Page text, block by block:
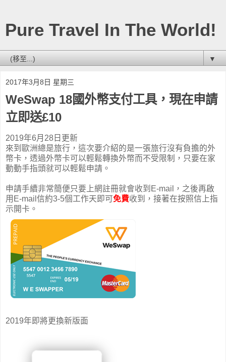
Pure Travel In The World!
▼
2017年3月8日 星期三
WeSwap 18國外幣支付工具，現在申請
立即送£10
2019年6月28日更新
來到歐洲總是旅行，這次要介紹的是一張旅行沒有負擔的外
幣卡，透過外幣卡可以輕鬆轉換外幣而不受限制，只要在家
動動手指頭就可以輕鬆申請。
申請手續非常簡便只要上網註冊就會收到E-mail，之後再啟
用E-mail信約3-5個工作天即可免費收到，接著在按照信上指
示開卡。
2019年即將更換新版面